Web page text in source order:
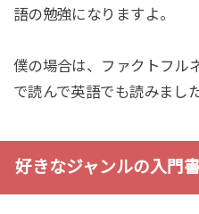
語の勉強になりますよ。
僕の場合は、ファクトフル
で読んで英語でも読みました
好きなジャンルの入門